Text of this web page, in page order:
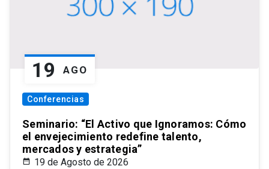
19 AGO
Conferencias
Seminario: “El Activo que Ignoramos: Cómo
el envejecimiento redefine talento,
mercados y estrategia”
19 de Agosto de 2026